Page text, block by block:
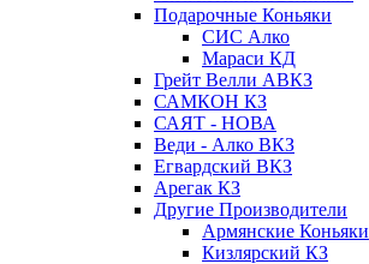
Подарочные Коньяки
СИС Алко
Мараси КД
Грейт Велли АВКЗ
САМКОН КЗ
САЯТ - НОВА
Веди - Алко ВКЗ
Егвардский ВКЗ
Арегак КЗ
Другие Производители
Армянские Коньяки
Кизлярский КЗ